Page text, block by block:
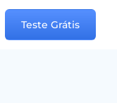
Teste Grátis